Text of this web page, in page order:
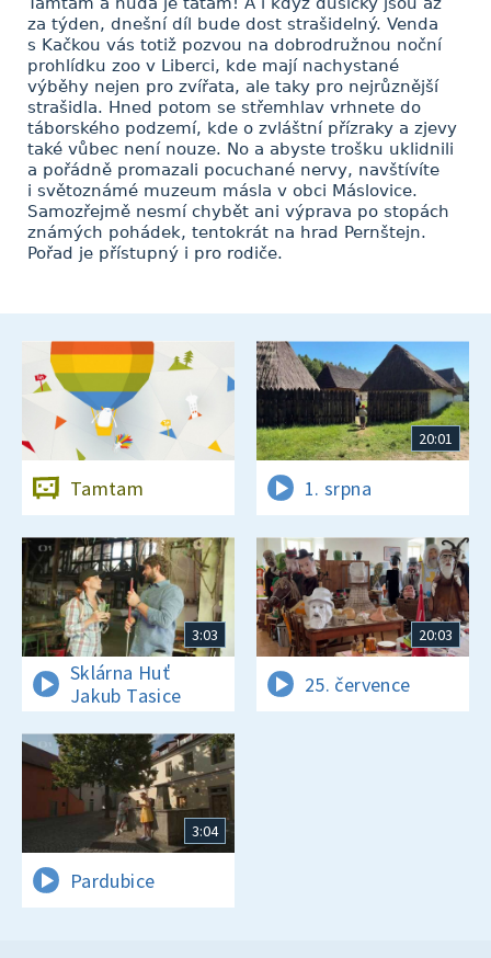
za týden, dnešní díl bude dost strašidelný. Venda
s Kačkou vás totiž pozvou na dobrodružnou noční
prohlídku zoo v Liberci, kde mají nachystané
výběhy nejen pro zvířata, ale taky pro nejrůznější
strašidla. Hned potom se střemhlav vrhnete do
táborského podzemí, kde o zvláštní přízraky a zjevy
také vůbec není nouze. No a abyste trošku uklidnili
a pořádně promazali pocuchané nervy, navštívíte
i světoznámé muzeum másla v obci Máslovice.
Samozřejmě nesmí chybět ani výprava po stopách
známých pohádek, tentokrát na hrad Pernštejn.
Pořad je přístupný i pro rodiče.
Tamtam
20:01
1. srpna
3:03
Sklárna Huť
Jakub Tasice
20:03
25. července
3:04
Pardubice